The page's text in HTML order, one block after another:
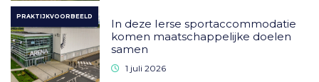
PRAKTIJKVOORBEELD
In deze Ierse sportaccommodatie
komen maatschappelijke doelen
samen
1 juli 2026